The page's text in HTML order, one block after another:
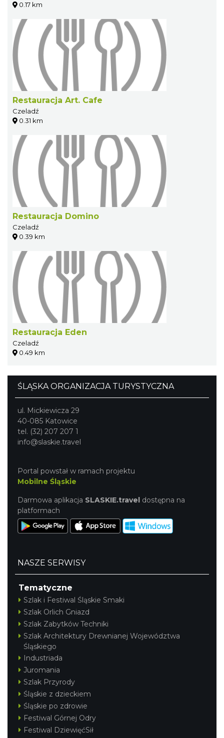
0.17 km
Restauracja Art. Cafe
Czeladź
0.31 km
Restauracja Domino
Czeladź
0.39 km
Restauracja Eden
Czeladź
0.49 km
ŚLĄSKA ORGANIZACJA TURYSTYCZNA
ul. Mickiewicza 29
40-085 Katowice
tel. (32) 207 207 1
info@slaskie.travel
Portal powstał w ramach projektu
Mobilne Śląskie
Darmowa aplikacja SLASKIE.travel dostępna na
platformach
NASZE SERWISY
Tematyczne
Szlak i Festiwal Śląskie Smaki
Szlak Orlich Gniazd
Szlak Zabytków Techniki
Szlak Architektury Drewnianej Województwa
Śląskiego
Industriada
Juromania
Szlak Przyrody
Śląskie z dzieckiem
Śląskie po zdrowie
Festiwal Górnej Odry
Festiwal DziewięćSił